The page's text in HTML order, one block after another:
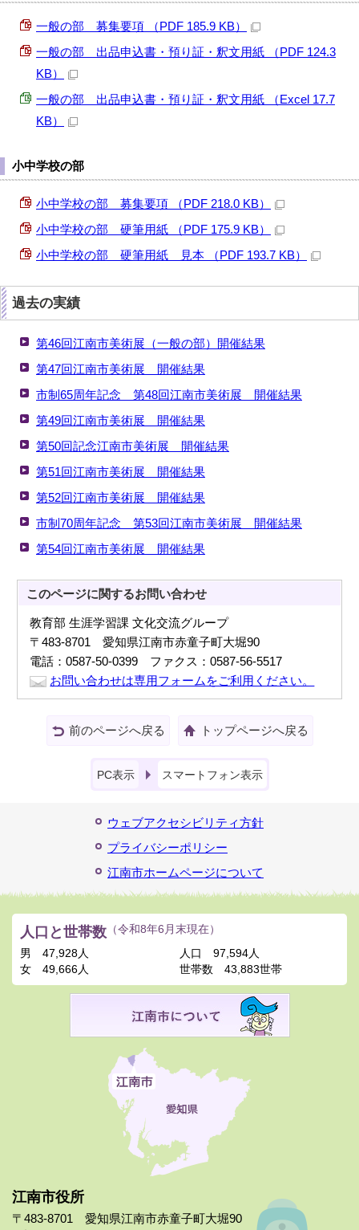
一般の部 募集要項 （PDF 185.9 KB）
一般の部 出品申込書・預り証・釈文用紙 （PDF 124.3
KB）
一般の部 出品申込書・預り証・釈文用紙 （Excel 17.7
KB）
小中学校の部
小中学校の部 募集要項 （PDF 218.0 KB）
小中学校の部 硬筆用紙 （PDF 175.9 KB）
小中学校の部 硬筆用紙 見本 （PDF 193.7 KB）
過去の実績
第46回江南市美術展（一般の部）開催結果
第47回江南市美術展 開催結果
市制65周年記念 第48回江南市美術展 開催結果
第49回江南市美術展 開催結果
第50回記念江南市美術展 開催結果
第51回江南市美術展 開催結果
第52回江南市美術展 開催結果
市制70周年記念 第53回江南市美術展 開催結果
第54回江南市美術展 開催結果
このページに関するお問い合わせ
教育部 生涯学習課 文化交流グループ
〒483-8701 愛知県江南市赤童子町大堀90
電話：0587-50-0399 ファクス：0587-56-5517
お問い合わせは専用フォームをご利用ください。
前のページへ戻る トップページへ戻る
PC表示 スマートフォン表示
ウェブアクセシビリティ方針
プライバシーポリシー
江南市ホームページについて
江南市役所
〒483-8701 愛知県江南市赤童子町大堀90
人口と世帯数 （令和8年6月末現在）
男
47,928人
女
49,666人
人口
97,594人
世帯数
43,883世帯